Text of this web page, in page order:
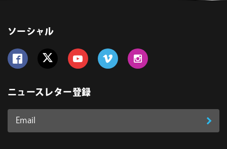
ソーシャル
ニュースレター登録
Email
登